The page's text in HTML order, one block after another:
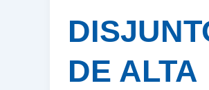
DE ALTA